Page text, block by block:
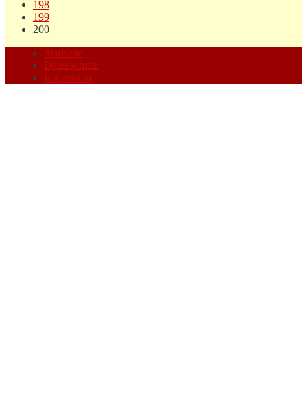
198
199
200
Startseite
Datenschutz
Impressum